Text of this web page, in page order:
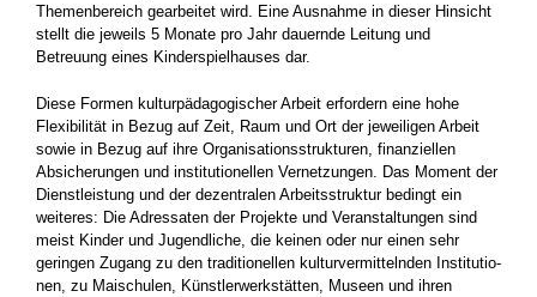
Themen­bereich gearbeitet wird. Eine Ausnahme in die­ser Hinsicht
stellt die jeweils 5 Monate pro Jahr dauernde Leitung und
Betreuung eines Kinder­spielhauses dar.
Diese Formen kulturpädagogischer Arbeit erfor­dern eine hohe
Flexibilität in Bezug auf Zeit, Raum und Ort der jeweiligen Arbeit
sowie in Be­zug auf ihre Organisationsstrukturen, finanziel­len
Absicherungen und institutionellen Vernet­zungen. Das Moment der
Dienstleistung und der dezentralen Arbeitsstruktur bedingt ein
weiteres: Die Adressaten der Projekte und Veranstaltun­gen sind
meist Kinder und Jugendliche, die kei­nen oder nur einen sehr
geringen Zugang zu den traditionellen kulturvermittelnden Institutio­
nen, zu Maischulen, Künstlerwerkstätten, Mu­seen und ihren